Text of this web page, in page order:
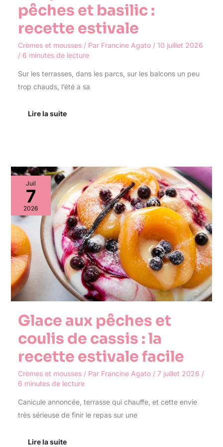
pêches et basilic :
recette estivale
Crèmes et mousses/ Par Francine Agato / 10 juillet 2026
/ 6 minutes de lecture
Sur les terrasses, dans les parcs, sur les balcons un peu
trop chauds, l’été a sa
Lire la suite
Juil
7
2026
Glace aux pêches et
coulis de cassis : la
recette estivale facile
Crèmes et mousses/ Par Francine Agato / 7 juillet 2026 /
6 minutes de lecture
Canicule annoncée, terrasse qui chauffe, et cette envie
très sérieuse de finir le repas sur une
Glace
aux
pêches
et
coulis
cassis
:
la
recette
estivale
facile
Lire la suite